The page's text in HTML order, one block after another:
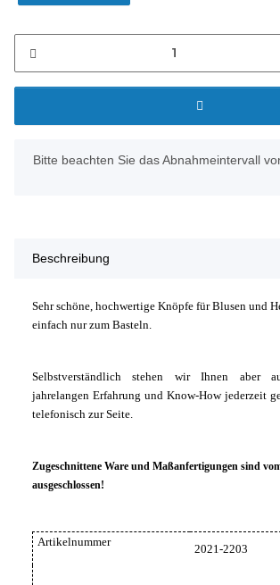
x
Bitte beachten Sie das Abnahmeintervall
Beschreibung
Sehr schöne, hochwertige Knöpfe für Blusen und
einfach nur zum Basteln.
Selbstverständlich stehen wir Ihnen aber
jahrelangen Erfahrung und Know-How jederzeit
telefonisch zur Seite.
Zugeschnittene Ware und Maßanfertigungen sind
ausgeschlossen!
Artikelnummer
2021-2203